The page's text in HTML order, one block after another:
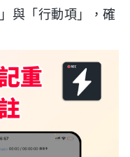
與「行動項」，確